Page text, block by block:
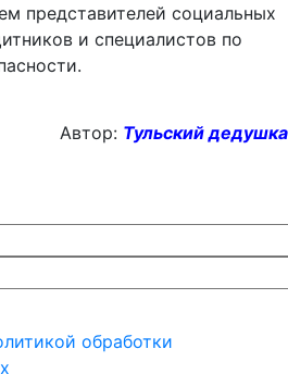
представителей социальных
и специалистов по
Автор: Тульский дедушка
обработки